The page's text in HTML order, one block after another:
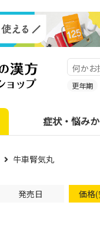
更年期
症状・悩み
牛車腎気丸
発売日 価格